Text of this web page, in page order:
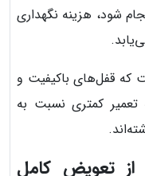
شود، هزینه نگهداری
که قفل‌های باکیفیت و
تعمیر کمتری نسبت به
از تعویض کامل